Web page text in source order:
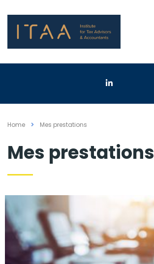
Home Mes prestations
Mes prestations